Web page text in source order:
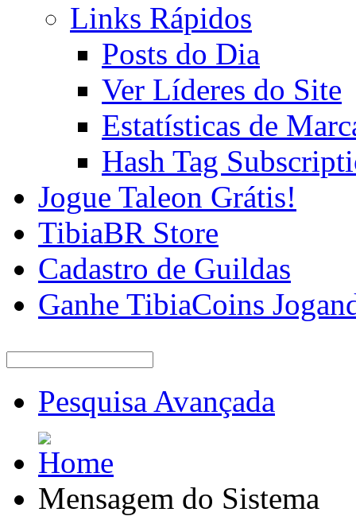
Links Rápidos
Posts do Dia
Ver Líderes do Site
Estatísticas de
Hash Tag
Jogue Taleon Grátis!
TibiaBR Store
Cadastro de Guildas
Ganhe TibiaCoins
Pesquisa Avançada
Mensagem do Sistema